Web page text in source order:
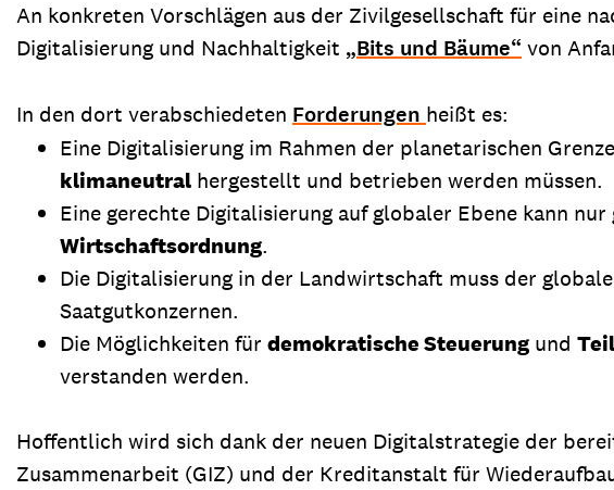
An konkreten Vorschlägen aus der Zivilgesellschaft für eine
Digitalisierung und Nachhaltigkeit „Bits und Bäume“ von
In den dort verabschiedeten Forderungen heißt es:
Eine Digitalisierung im Rahmen der planetarischen
klimaneutral hergestellt und betrieben werden müssen.
Eine gerechte Digitalisierung auf globaler Ebene kann
Wirtschaftsordnung.
Die Digitalisierung in der Landwirtschaft muss der
Saatgutkonzernen.
Die Möglichkeiten für demokratische Steuerung und
verstanden werden.
Hoffentlich wird sich dank der neuen Digitalstrategie der
Zusammenarbeit (GIZ) und der Kreditanstalt für